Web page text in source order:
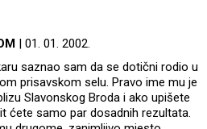
| 01. 01. 2002.
saznao sam da se dotični rodio u
prisavskom selu. Pravo ime mu je
Slavonskog Broda i ako upišete
ćete samo par dosadnih rezultata.